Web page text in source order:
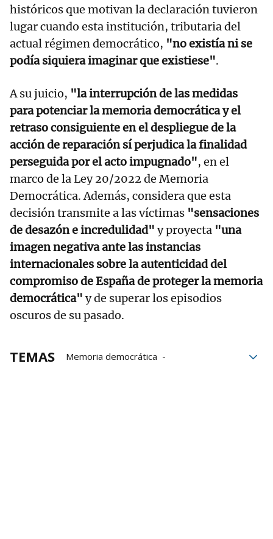
históricos que motivan la declaración tuvieron
lugar cuando esta institución, tributaria del
actual régimen democrático, "no existía ni se
podía siquiera imaginar que existiese".
A su juicio, "la interrupción de las medidas
para potenciar la memoria democrática y el
retraso consiguiente en el despliegue de la
acción de reparación sí perjudica la finalidad
perseguida por el acto impugnado", en el
marco de la Ley 20/2022 de Memoria
Democrática. Además, considera que esta
decisión transmite a las víctimas "sensaciones
de desazón e incredulidad" y proyecta "una
imagen negativa ante las instancias
internacionales sobre la autenticidad del
compromiso de España de proteger la memoria
democrática" y de superar los episodios
oscuros de su pasado.
TEMAS
Memoria democrática